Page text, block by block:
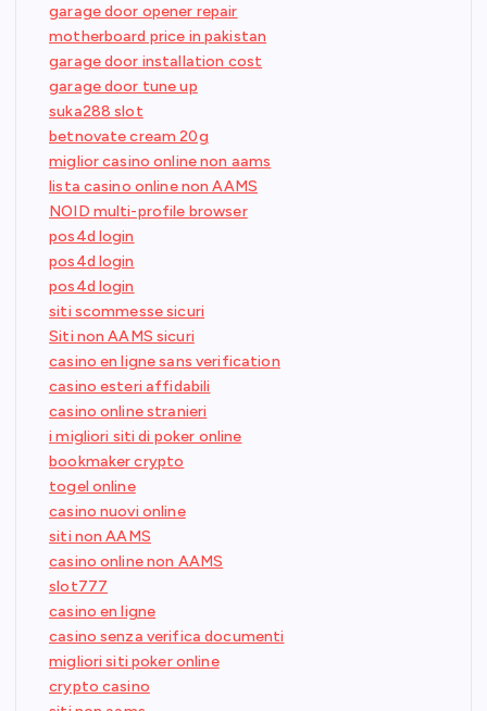
garage door opener repair
motherboard price in pakistan
garage door installation cost
garage door tune up
suka288 slot
betnovate cream 20g
miglior casino online non aams
lista casino online non AAMS
NOID multi-profile browser
pos4d login
pos4d login
pos4d login
siti scommesse sicuri
Siti non AAMS sicuri
casino en ligne sans verification
casino esteri affidabili
casino online stranieri
i migliori siti di poker online
bookmaker crypto
togel online
casino nuovi online
siti non AAMS
casino online non AAMS
slot777
casino en ligne
casino senza verifica documenti
migliori siti poker online
crypto casino